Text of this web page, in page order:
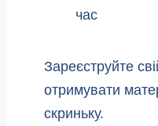
час
Зареєструйте
отримувати
скриньку.